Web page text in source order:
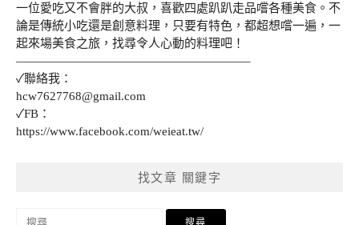
一位愛吃又不會胖的大叔，喜歡四處趴趴走品嚐各種美食。不
論是傳統小吃還是創意料理，只要有特色，都超想嚐一遍，一
起來場美食之旅，找尋令人心動的料理吧！
———————————————————–
✓聯絡我：
hcw7627768@gmail.com
✓FB：
https://www.facebook.com/weieat.tw/
找文章 關鍵字
搜